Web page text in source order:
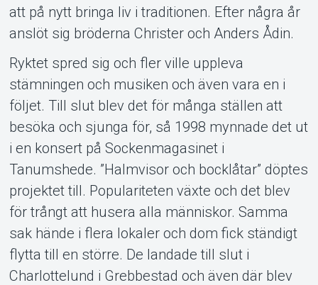
att på nytt bringa liv i traditionen. Efter några år
anslöt sig bröderna Christer och Anders Ådin.
Ryktet spred sig och fler ville uppleva
stämningen och musiken och även vara en i
följet. Till slut blev det för många ställen att
besöka och sjunga för, så 1998 mynnade det ut
i en konsert på Sockenmagasinet i
Tanumshede. ”Halmvisor och bocklåtar” döptes
projektet till. Populariteten växte och det blev
för trångt att husera alla människor. Samma
sak hände i flera lokaler och dom fick ständigt
flytta till en större. De landade till slut i
Charlottelund i Grebbestad och även där blev